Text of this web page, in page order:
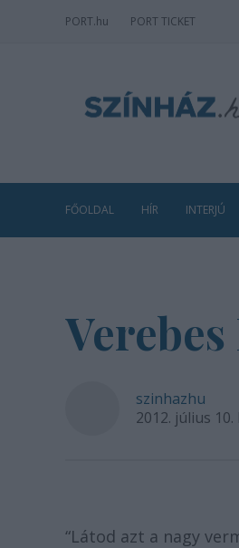
PORT.hu PORT TICKET
FŐOLDAL HÍR INTERJÚ
szinhazhu
2012. július 10.
“Látod azt a nagy